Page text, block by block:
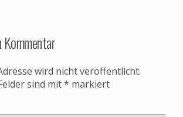
Kommentar
wird nicht veröffentlicht.
sind mit* markiert